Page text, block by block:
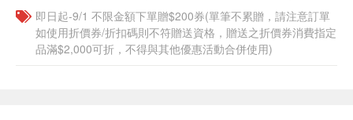
即日起-9/1 不限金額下單贈$200券(單筆不累贈，請注意訂單
如使用折價券/折扣碼則不符贈送資格，贈送之折價券消費指定
品滿$2,000可折，不得與其他優惠活動合併使用)